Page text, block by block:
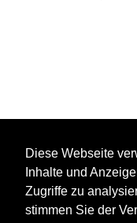
Diese Webseite
Inhalte und
Zugriffe zu
stimmen Sie der